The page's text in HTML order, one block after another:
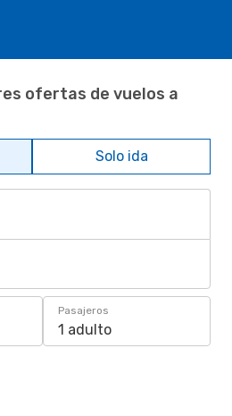
ofertas de vuelos a
Solo ida
Pasajeros
1 adulto